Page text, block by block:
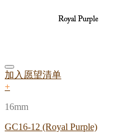
加入愿望清单
+
16mm
GC16-12 (Royal Purple)